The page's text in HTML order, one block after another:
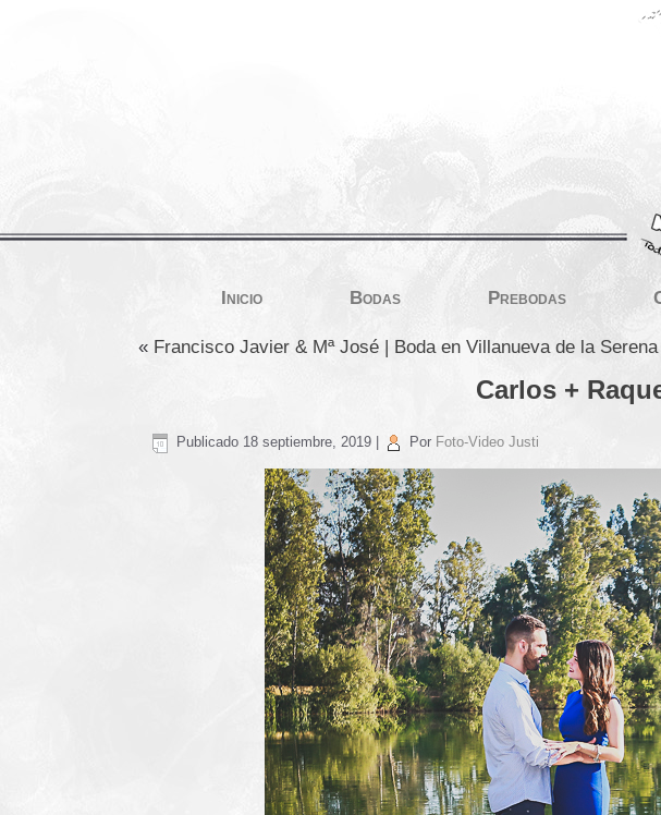
Inicio Bodas Prebodas
« Francisco Javier & Mª José | Boda en Villanueva de la Serena
Carlos +
Publicado 18 septiembre, 2019 Por Foto-Video Justi